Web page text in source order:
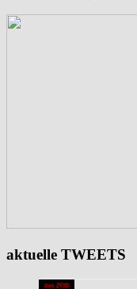
aktuelle TWEETS